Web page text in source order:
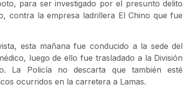
para ser investigado por el presunto delito
contra la empresa ladrillera El Chino que fue
esta mañana fue conducido a la sede del
luego de ello fue trasladado a la División
La Policía no descarta que también esté
ocurridos en la carretera a Lamas.